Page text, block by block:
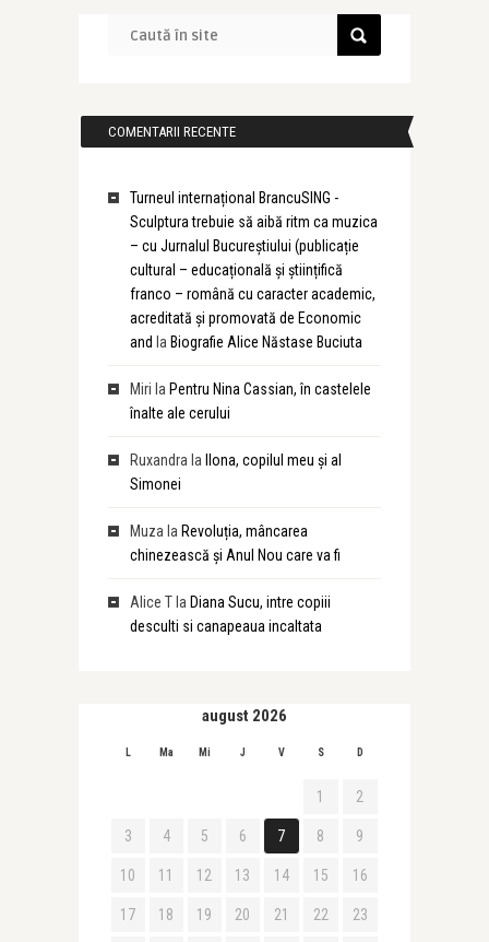
COMENTARII RECENTE
Turneul internațional BrancuSING -
Sculptura trebuie să aibă ritm ca muzica
– cu Jurnalul Bucureștiului (publicație
cultural – educațională și științifică
franco – română cu caracter academic,
acreditată și promovată de Economic
and la Biografie Alice Năstase Buciuta
Miri la Pentru Nina Cassian, în castelele
înalte ale cerului
Ruxandra la
Ilona, copilul meu și al
Simonei
Muza la Revoluția, mâncarea
chinezească și Anul Nou care va fi
Alice Tla Diana Sucu, intre copiii
desculti si canapeaua incaltata
august 2026
L Ma Mi J V S D
1 2
3 4 5 6 7 8 9
10 11 12 13 14 15 16
17 18 19 20 21 22 23